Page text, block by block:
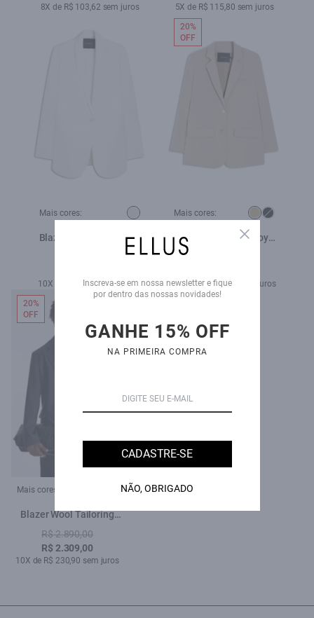
8X de R$ 103,62 sem juros 5X de R$ 115,80 sem juros
Mais cores:
Blazer Toquio Tailoring
10X de R$ 207,90 sem juros
Mais cores:
Blazer Tailoring Boy
10X de R$ 150,90 sem juros
20%
OFF
Mais cores:
Blazer Wool Tailoring
Dark Navy Mescla
R$ 2.890,00
R$ 2.309,00
10X de R$ 230,90 sem juros
20%
OFF
Close
Inscreva-se em nossa newsletter e fique
por dentro das nossas novidades!
GANHE 15% OFF
NA PRIMEIRA COMPRA
CADASTRE-SE
NÃO, OBRIGADO